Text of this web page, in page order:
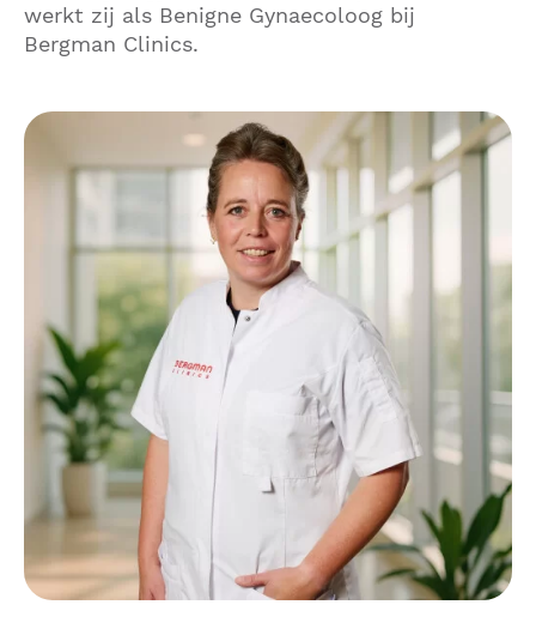
werkt zij als Benigne Gynaecoloog bij
Bergman Clinics.